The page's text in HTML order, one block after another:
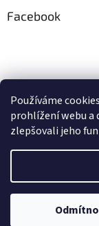
Používáme
prohlížení webu a
zlepšovali jeho
Facebook
Copyright 2026